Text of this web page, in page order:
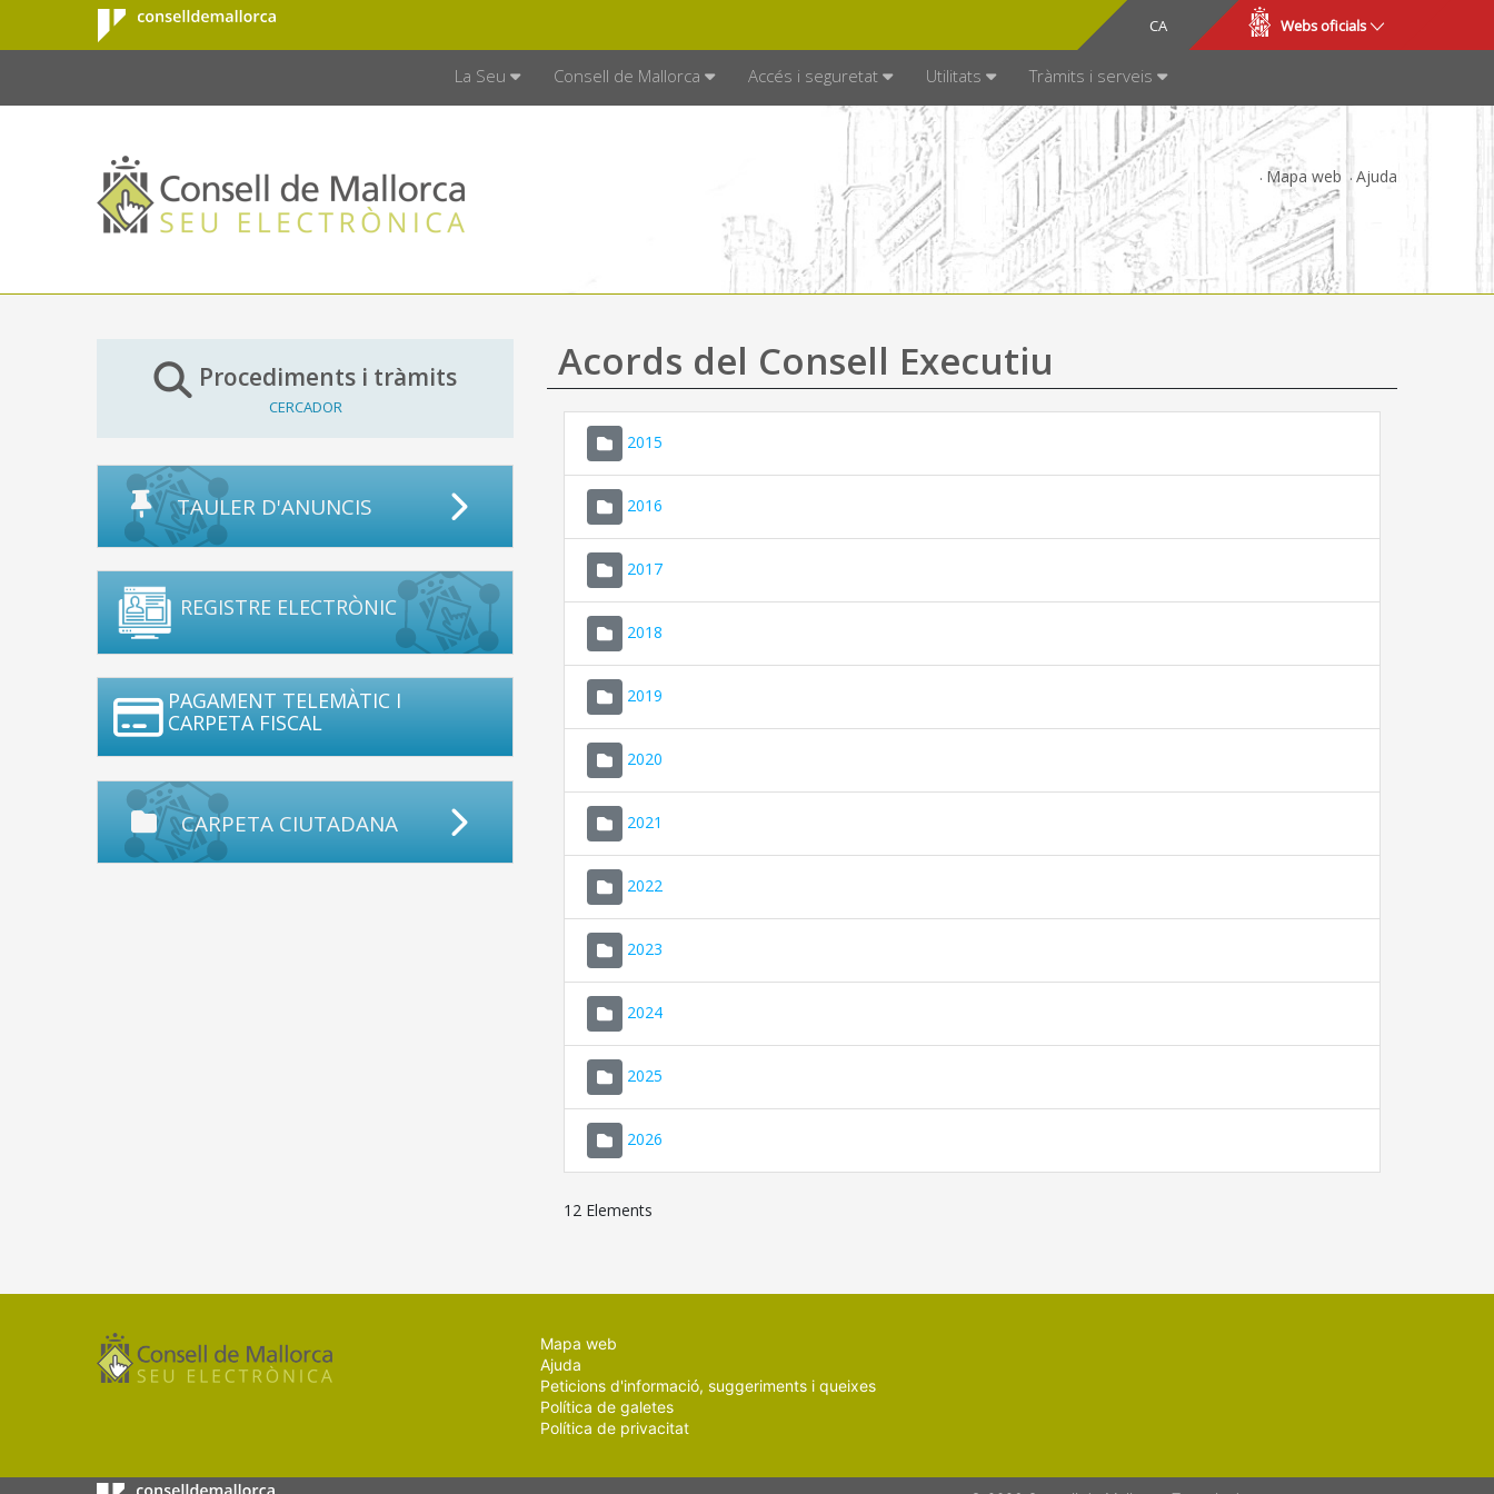
Salta al contingut principal
Consell de
Mallorca
CA
ES Webs oficials
La Seu Consell de Mallorca Accés i seguretat Utilitats Tràmits i serveis
Mapa web Ajuda
Procediments i tràmits
CERCADOR
TAULER D'ANUNCIS
REGISTRE ELECTRÒNIC
PAGAMENT TELEMÀTIC I
CARPETA FISCAL
CARPETA CIUTADANA
Acords del Consell Executiu
2015
2016
2017
2018
2019
2020
2021
2022
2023
2024
2025
2026
12 Elements
Mapa web
Ajuda
Peticions d'informació, suggeriments i queixes
Política de galetes
Política de privacitat